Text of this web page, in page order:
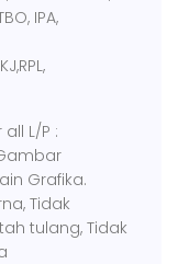
IPA,
L/P :
Grafika.
Tidak
tulang, Tidak